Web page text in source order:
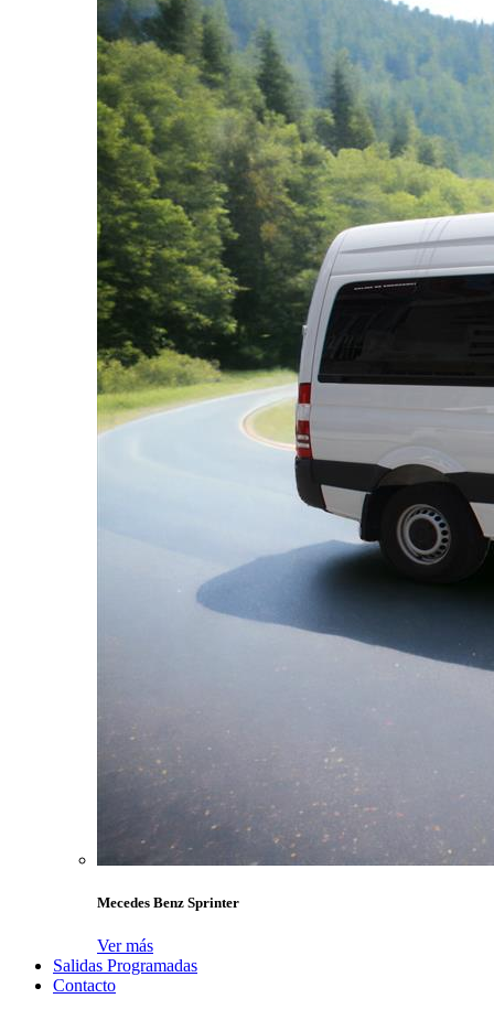
Mecedes Benz Sprinter
Ver más
Salidas Programadas
Contacto